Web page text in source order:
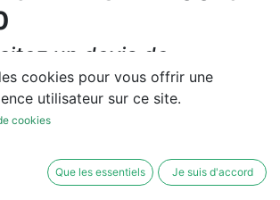
un devis de
de vente, un
site?
cookies pour vous offrir une
utilisateur sur ce site.
cookies
Que les essentiels Je suis d'accord